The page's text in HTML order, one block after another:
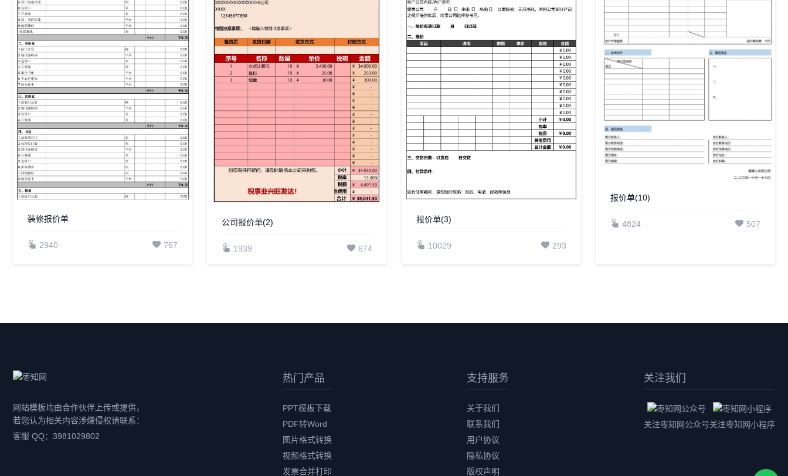
装修报价单
2940 767
公司报价单(2)
1939 674
报价单(3)
10029 293
报价单(10)
4824 507
网站模板均由合作伙伴上传或提供，
若您认为相关内容涉嫌侵权请联系：
客服 QQ：3981029802
热门产品
PPT模板下载
PDF转Word
图片格式转换
视频格式转换
发票合并打印
支持服务
关于我们
联系我们
用户协议
隐私协议
版权声明
关注我们
关注枣知网公众号关注枣知网小程序